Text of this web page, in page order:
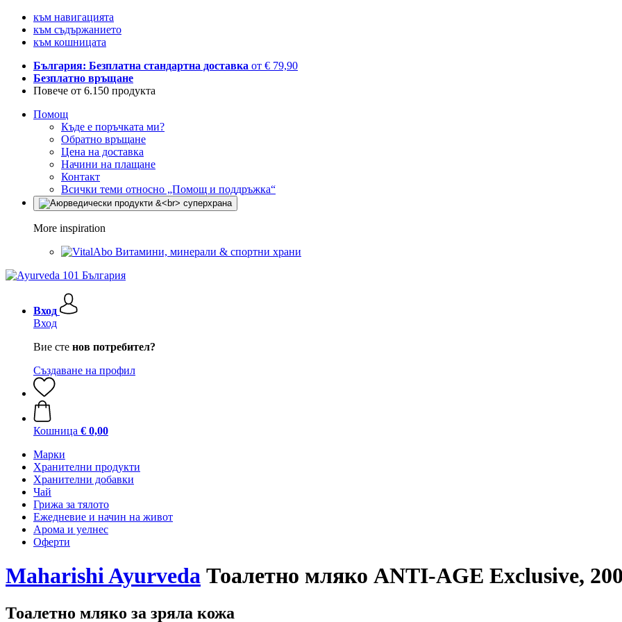
към навигацията
към съдържанието
към кошницата
България: Безплатна стандартна доставка от € 79,90
Безплатно връщане
Повече от 6.150 продукта
Помощ
Къде е поръчката ми?
Обратно връщане
Цена на доставка
Начини на плащане
Контакт
Всички теми относно „Помощ и поддръжка“
More inspiration
Витамини, минерали & спортни храни
Вход
Вход
Вие сте нов потребител?
Създаване на профил
Кошница € 0,00
Марки
Хранителни продукти
Хранителни добавки
Чай
Грижа за тялото
Ежедневие и начин на живот
Арома и уелнес
Оферти
Maharishi Ayurveda Тоалетно мляко ANTI-AGE Exclusive,
Тоалетно мляко за зряла кожа